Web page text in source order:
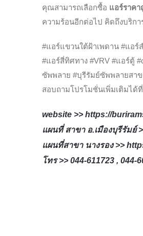
คุณสามารถเลือกซื้อ แอร์ราคา
ความร้อนอีกต่อไป คิดถึงบริกา
#แอร์แขวนใต้ฝ้าเพดาน #แอร์
#แอร์สี่ทิศทาง #VRV #แอร์ตู้
ซัพพลาย #บุรีรัมย์ซัพพลายสา
สอบถามโปรโมชั่นเพิ่มเติมได้
website >> https://
แผนที่ สาขา อ.เมืองบุรีรัมย์
แผนที่สาขา นางรอง >>
โทร >> 044-611723 , 044-